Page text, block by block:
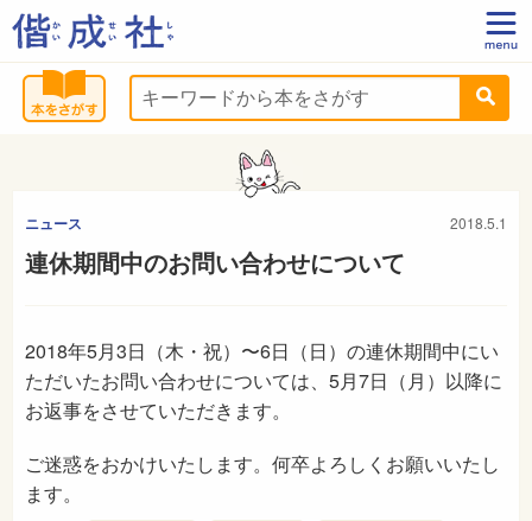
ニュース 2018.5.1
連休期間中のお問い合わせについて
2018年5月3日（木・祝）〜6日（日）の連休期間中にい
ただいたお問い合わせについては、5月7日（月）以降に
お返事をさせていただきます。
ご迷惑をおかけいたします。何卒よろしくお願いいたし
ます。